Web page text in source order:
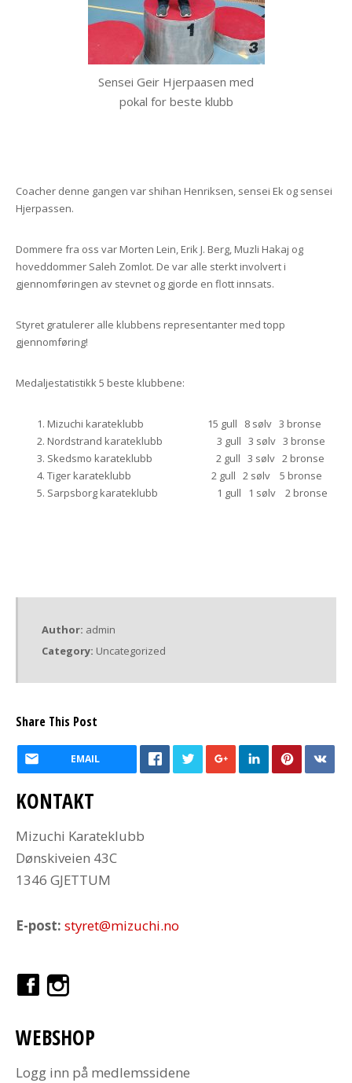
Sensei Geir Hjerpaasen med
pokal for beste klubb
Coacher denne gangen var shihan Henriksen, sensei Ek og sensei
Hjerpassen.
Dommere fra oss var Morten Lein, Erik J. Berg, Muzli Hakaj og
hoveddommer Saleh Zomlot. De var alle sterkt involvert i
gjennomføringen av stevnet og gjorde en flott innsats.
Styret gratulerer alle klubbens representanter med topp
gjennomføring!
Medaljestatistikk 5 beste klubbene:
Mizuchi karateklubb 15 gull 8 sølv 3 bronse
Nordstrand karateklubb 3 gull 3 sølv 3 bronse
Skedsmo karateklubb 2 gull 3 sølv 2 bronse
Tiger karateklubb 2 gull 2 sølv 5 bronse
Sarpsborg karateklubb 1 gull 1 sølv 2 bronse
Author: admin
Category: Uncategorized
Share This Post
EMAIL
KONTAKT
Mizuchi Karateklubb
Dønskiveien 43C
1346 GJETTUM
E-post: styret@mizuchi.no
WEBSHOP
Logg inn på medlemssidene